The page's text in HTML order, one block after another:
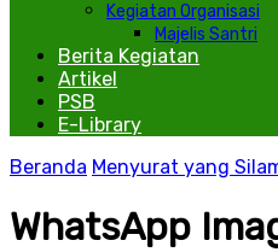
Kegiatan Organisasi
Majelis Santri
Berita Kegiatan
Artikel
PSB
E-Library
Beranda Menyurat yang
WhatsApp